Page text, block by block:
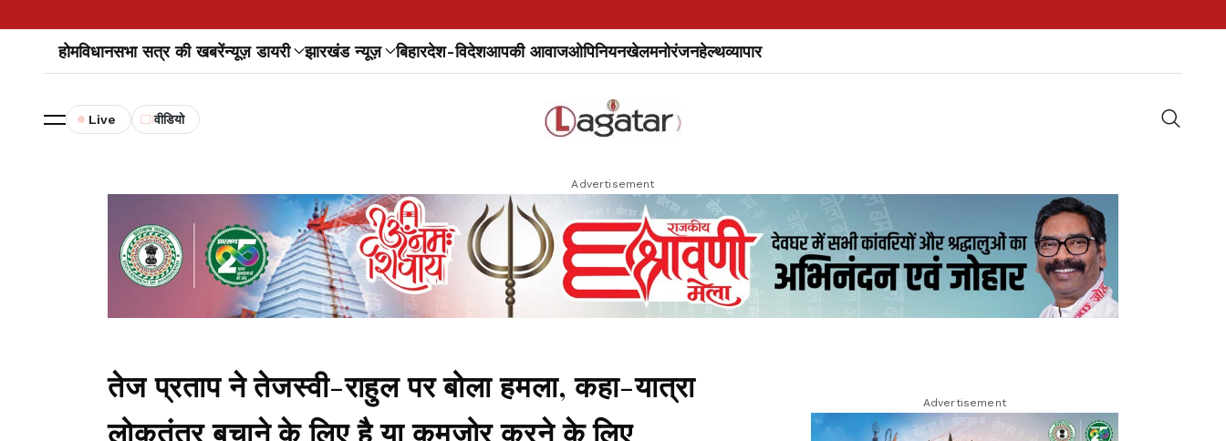
होमविधानसभा सत्र की खबरेंन्यूज़ डायरी झारखंड न्यूज़ बिहारदेश-विदेशआपकी आवाजओपिनियनखेलमनोरंजनहेल्थव्यापार
Live वीडियो
Advertisement
तेज प्रताप ने तेजस्वी-राहुल पर बोला हमला, कहा-यात्रा
लोकतंत्र बचाने के लिए है या कमजोर करने के लिए
Advertisement